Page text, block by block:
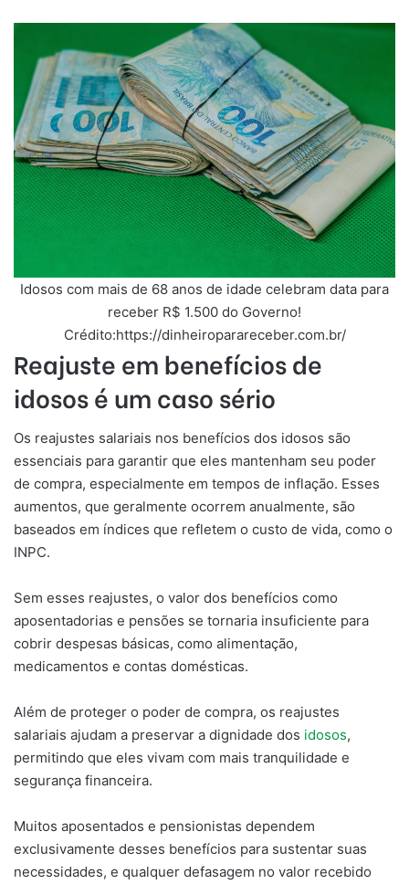
Idosos com mais de 68 anos de idade celebram data para
receber R$ 1.500 do Governo!
Crédito:https://dinheiroparareceber.com.br/
Reajuste em benefícios de
idosos é um caso sério
Os reajustes salariais nos benefícios dos idosos são
essenciais para garantir que eles mantenham seu poder
de compra, especialmente em tempos de inflação. Esses
aumentos, que geralmente ocorrem anualmente, são
baseados em índices que refletem o custo de vida, como o
INPC.
Sem esses reajustes, o valor dos benefícios como
aposentadorias e pensões se tornaria insuficiente para
cobrir despesas básicas, como alimentação,
medicamentos e contas domésticas.
Além de proteger o poder de compra, os reajustes
salariais ajudam a preservar a dignidade dos idosos,
permitindo que eles vivam com mais tranquilidade e
segurança financeira.
Muitos aposentados e pensionistas dependem
exclusivamente desses benefícios para sustentar suas
necessidades, e qualquer defasagem no valor recebido